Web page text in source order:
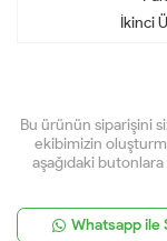
İkinci
Bu ürünün siparişini
ekibimizin
aşağıdaki
Whatsapp ile